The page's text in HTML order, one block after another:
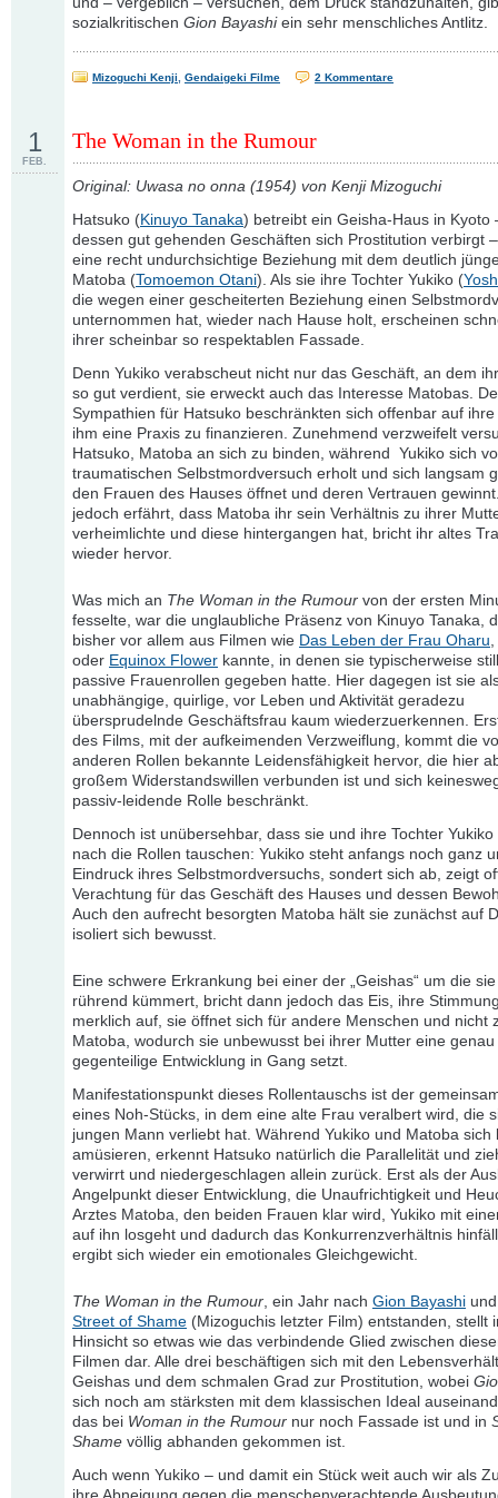
sozialkritischen Gion Bayashiein sehr menschliches Antlitz.
Mizoguchi Kenji Gendaigeki Filme 2 Kommentare
The Woman in the Rumour
1
FEB.
Original: Uwasa no onna (1954) von Kenji Mizoguchi
Hatsuko (Kinuyo Tanaka) betreibt ein Geisha-Haus in Kyoto
dessen gut gehenden Geschäften sich Prostitution verbirgt
eine recht undurchsichtige Beziehung mit dem deutlich
Matoba (Tomoemon Otani). Als sie ihre Tochter Yukiko (
die wegen einer gescheiterten Beziehung einen
unternommen hat, wieder nach Hause holt, erscheinen
ihrer scheinbar so respektablen Fassade.
Denn Yukiko verabscheut nicht nur das Geschäft, an dem
so gut verdient, sie erweckt auch das Interesse Matobas.
Sympathien für Hatsuko beschränkten sich offenbar auf ihre
ihm eine Praxis zu finanzieren. Zunehmend verzweifelt
Hatsuko, Matoba an sich zu binden, während Yukiko sich
traumatischen Selbstmordversuch erholt und sich langsam
den Frauen des Hauses öffnet und deren Vertrauen
jedoch erfährt, dass Matoba ihr sein Verhältnis zu ihrer
verheimlichte und diese hintergangen hat, bricht ihr altes
wieder hervor.
Was mich an The Woman in the Rumour von der ersten
fesselte, war die unglaubliche Präsenz von Kinuyo Tanaka,
bisher vor allem aus Filmen wie Das Leben der Frau Oharu,
oder Equinox Flower kannte, in denen sie typischerweise
passive Frauenrollen gegeben hatte. Hier dagegen ist sie
unabhängige, quirlige, vor Leben und Aktivität geradezu
übersprudelnde Geschäftsfrau kaum wiederzuerkennen.
des Films, mit der aufkeimenden Verzweiflung, kommt die
anderen Rollen bekannte Leidensfähigkeit hervor, die hier
großem Widerstandswillen verbunden ist und sich
passiv-leidende Rolle beschränkt.
Dennoch ist unübersehbar, dass sie und ihre Tochter
nach die Rollen tauschen: Yukiko steht anfangs noch ganz
Eindruck ihres Selbstmordversuchs, sondert sich ab, zeigt
Verachtung für das Geschäft des Hauses und dessen
Auch den aufrecht besorgten Matoba hält sie zunächst auf
isoliert sich bewusst.
Eine schwere Erkrankung bei einer der „Geishas“ um die
rührend kümmert, bricht dann jedoch das Eis, ihre
merklich auf, sie öffnet sich für andere Menschen und nicht
Matoba, wodurch sie unbewusst bei ihrer Mutter eine genau
gegenteilige Entwicklung in Gang setzt.
Manifestationspunkt dieses Rollentauschs ist der
eines Noh-Stücks, in dem eine alte Frau veralbert wird, die
jungen Mann verliebt hat. Während Yukiko und Matoba sich
amüsieren, erkennt Hatsuko natürlich die Parallelität und
verwirrt und niedergeschlagen allein zurück. Erst als der
Angelpunkt dieser Entwicklung, die Unaufrichtigkeit und
Arztes Matoba, den beiden Frauen klar wird, Yukiko mit
auf ihn losgeht und dadurch das Konkurrenzverhältnis
ergibt sich wieder ein emotionales Gleichgewicht.
The Woman in the Rumour, ein Jahr nach Gion Bayashi
Street of Shame (Mizoguchis letzter Film) entstanden, stellt
Hinsicht so etwas wie das verbindende Glied zwischen
Filmen dar. Alle drei beschäftigen sich mit den
Geishas und dem schmalen Grad zur Prostitution, wobei
sich noch am stärksten mit dem klassischen Ideal
das bei Woman in the Rumour nur noch Fassade ist und in
Shame völlig abhanden gekommen ist.
Auch wenn Yukiko – und damit ein Stück weit auch wir als